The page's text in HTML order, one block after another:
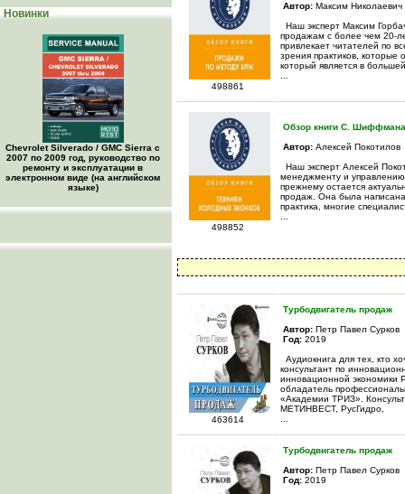
Новинки
Chevrolet Silverado / GMC Sierra с
2007 по 2009 год, руководство по
ремонту и эксплуатации в
электронном виде (на английском
языке)
498861
Автор: Максим Николаевич
Наш эксперт Максим
продажам с более чем 20-
привлекает читателей по
зрения практиков,
который является в
498852
Обзор книги С. Шиффмана
Автор: Алексей Покотилов
Наш эксперт Алексей
менеджменту и управлению
прежнему остается
продаж. Она была
практика, многие
463614
Турбодвигатель продаж
Автор: Петр Павел Сурков
Год: 2019
Аудиокнига для тех, кто
консультант по
инновационной экономики
обладатель
«Академии ТРИЗ».
МЕТИНВЕСТ, РусГидро,
Турбодвигатель продаж
Автор: Петр Павел Сурков
Год: 2019